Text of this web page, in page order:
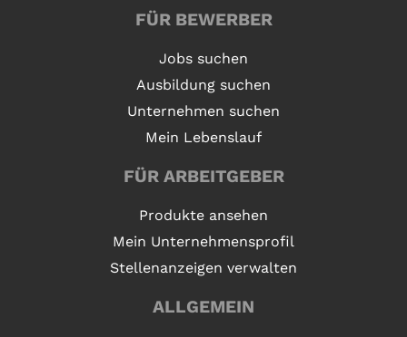
FÜR BEWERBER
Jobs suchen
Ausbildung suchen
Unternehmen suchen
Mein Lebenslauf
FÜR ARBEITGEBER
Produkte ansehen
Mein Unternehmensprofil
Stellenanzeigen verwalten
ALLGEMEIN